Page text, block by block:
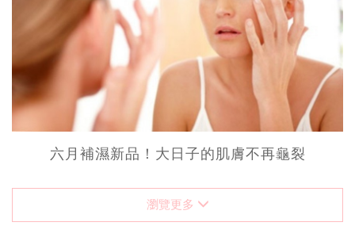
六月補濕新品！大日子的肌膚不再龜裂
瀏覽更多